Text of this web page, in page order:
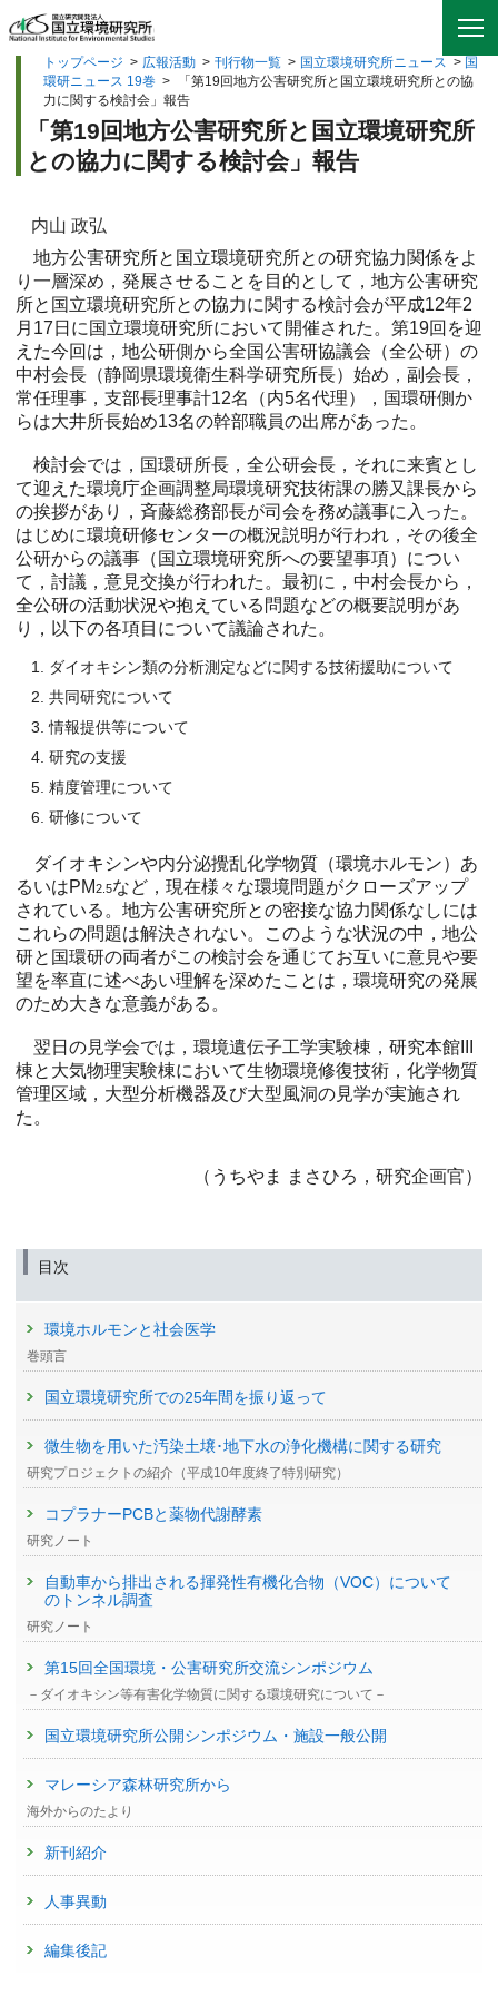
トップページ > 広報活動 > 刊行物一覧 > 国立環境研究所ニュース > 国
環研ニュース 19巻 >
「第19回地方公害研究所と国立環境研究所との協
力に関する検討会」報告
「第19回地方公害研究所と国立環境研究所
との協力に関する検討会」報告
内山 政弘
地方公害研究所と国立環境研究所との研究協力関係をよ
り一層深め，発展させることを目的として，地方公害研究
所と国立環境研究所との協力に関する検討会が平成12年2
月17日に国立環境研究所において開催された。第19回を迎
えた今回は，地公研側から全国公害研協議会（全公研）の
中村会長（静岡県環境衛生科学研究所長）始め，副会長，
常任理事，支部長理事計12名（内5名代理），国環研側か
らは大井所長始め13名の幹部職員の出席があった。
検討会では，国環研所長，全公研会長，それに来賓とし
て迎えた環境庁企画調整局環境研究技術課の勝又課長から
の挨拶があり，斉藤総務部長が司会を務め議事に入った。
はじめに環境研修センターの概況説明が行われ，その後全
公研からの議事（国立環境研究所への要望事項）につい
て，討議，意見交換が行われた。最初に，中村会長から，
全公研の活動状況や抱えている問題などの概要説明があ
り，以下の各項目について議論された。
ダイオキシン類の分析測定などに関する技術援助について
共同研究について
情報提供等について
研究の支援
精度管理について
研修について
ダイオキシンや内分泌攪乱化学物質（環境ホルモン）あ
るいはPM2.5など，現在様々な環境問題がクローズアップ
されている。地方公害研究所との密接な協力関係なしには
これらの問題は解決されない。このような状況の中，地公
研と国環研の両者がこの検討会を通じてお互いに意見や要
望を率直に述べあい理解を深めたことは，環境研究の発展
のため大きな意義がある。
翌日の見学会では，環境遺伝子工学実験棟，研究本館III
棟と大気物理実験棟において生物環境修復技術，化学物質
管理区域，大型分析機器及び大型風洞の見学が実施され
た。
（うちやま まさひろ，研究企画官）
目次
環境ホルモンと社会医学
巻頭言
国立環境研究所での25年間を振り返って
微生物を用いた汚染土壌･地下水の浄化機構に関する研究
研究プロジェクトの紹介（平成10年度終了特別研究）
コプラナーPCBと薬物代謝酵素
研究ノート
自動車から排出される揮発性有機化合物（VOC）について
のトンネル調査
研究ノート
第15回全国環境・公害研究所交流シンポジウム
－ダイオキシン等有害化学物質に関する環境研究について－
国立環境研究所公開シンポジウム・施設一般公開
マレーシア森林研究所から
海外からのたより
新刊紹介
人事異動
編集後記